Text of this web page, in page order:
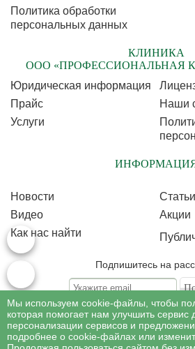
Политика обработки
персональных данных
КЛИНИКА
ООО «ПРОФЕССИОНАЛЬНАЯ
Юридическая информация
Прайс
Наши
Услуги
Новости
Статьи
Видео
Акции
Как нас найти
Подпишитесь на
Подписываясь на рассылку, Вы соглашаетесь c
персональных
Мы используем cookie-файлы, чтобы
которая помогает нам улучшить сервис
персонализации сервисов и
подробнее о cookie-файлах или